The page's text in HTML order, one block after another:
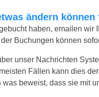
ändern
haben, emailen wir
Buchungen können
unser Nachrichten
Fällen kann dies
beweist, dass sie mit